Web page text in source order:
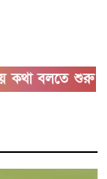
শুরু করেছে: